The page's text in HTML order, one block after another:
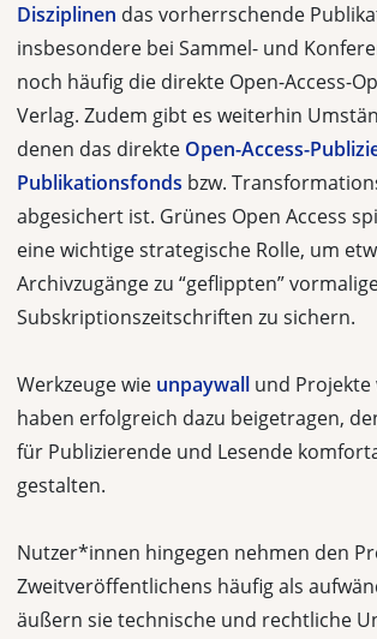
Disziplinen das vorherrschende
insbesondere bei Sammel- und
noch häufig die direkte Open-Access-
Verlag. Zudem gibt es weiterhin
denen das direkte Open-Access-
Publikationsfonds bzw.
abgesichert ist. Grünes Open Access
eine wichtige strategische Rolle, um
Archivzugänge zu “geflippten”
Subskriptionszeitschriften zu sichern.
Werkzeuge wie unpaywall und Projekte
haben erfolgreich dazu beigetragen,
für Publizierende und Lesende
gestalten.
Nutzer*innen hingegen nehmen den
Zweitveröffentlichens häufig als
äußern sie technische und rechtliche